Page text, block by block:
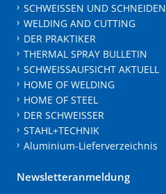
SCHWEISSEN UND SCHNEIDEN
WELDING AND CUTTING
DER PRAKTIKER
THERMAL SPRAY BULLETIN
SCHWEISSAUFSICHT AKTUELL
HOME OF WELDING
HOME OF STEEL
DER SCHWEISSER
STAHL+TECHNIK
Aluminium-Lieferverzeichnis
Newsletteranmeldung